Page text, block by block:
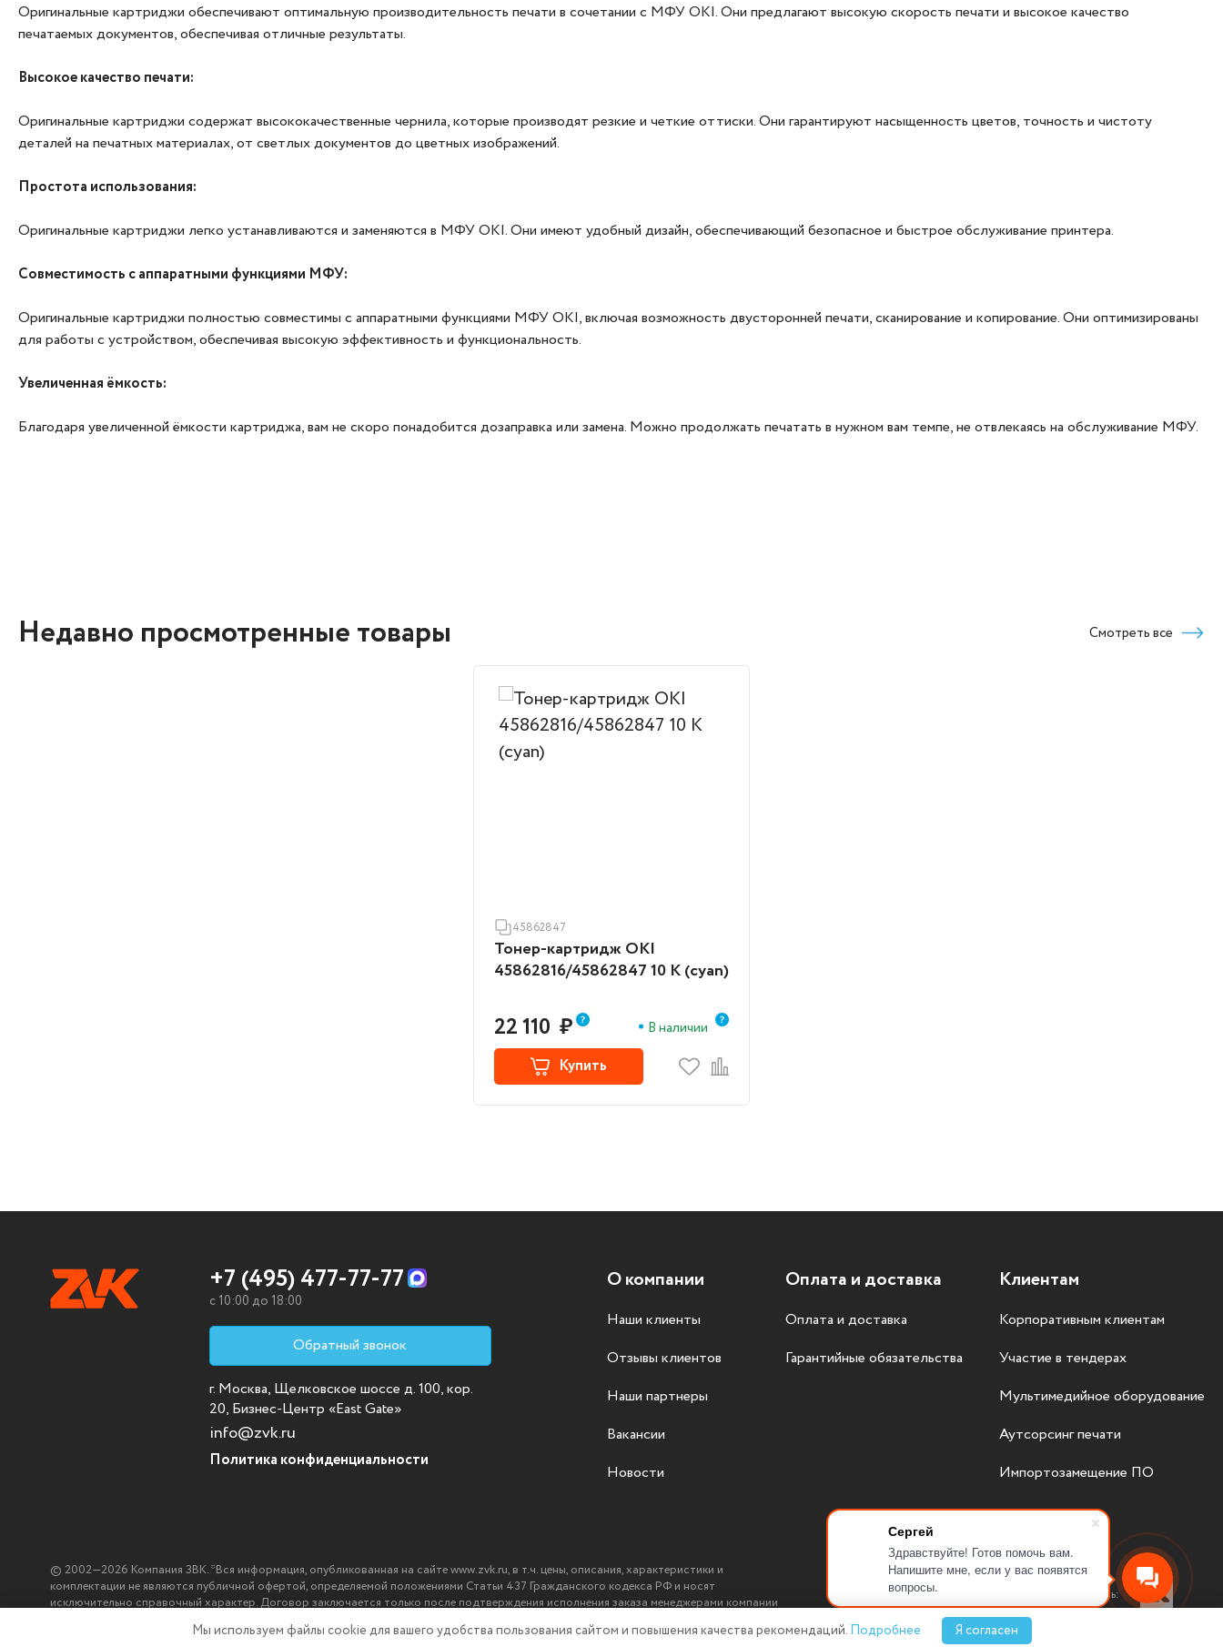
Сергей
Здравствуйте! Готов помочь вам.
Напишите мне, если у вас появятся
вопросы.
Оригинальные картриджи обеспечивают оптимальную производительность печати в сочетании с МФУ OKI. Они предлагают высокую скорость печати и высокое качество
печатаемых документов, обеспечивая отличные результаты.
Высокое качество печати:
Оригинальные картриджи содержат высококачественные чернила, которые производят резкие и четкие оттиски. Они гарантируют насыщенность цветов, точность и чистоту
деталей на печатных материалах, от светлых документов до цветных изображений.
Простота использования:
Оригинальные картриджи легко устанавливаются и заменяются в МФУ OKI. Они имеют удобный дизайн, обеспечивающий безопасное и быстрое обслуживание принтера.
Совместимость с аппаратными функциями МФУ:
Оригинальные картриджи полностью совместимы с аппаратными функциями МФУ OKI, включая возможность двусторонней печати, сканирование и копирование. Они оптимизированы
для работы с устройством, обеспечивая высокую эффективность и функциональность.
Увеличенная ёмкость:
Благодаря увеличенной ёмкости картриджа, вам не скоро понадобится дозаправка или замена. Можно продолжать печатать в нужном вам темпе, не отвлекаясь на обслуживание МФУ.
Недавно просмотренные товары Смотреть все
45862847
Тонер-картридж OKI
45862816/45862847 10 K (cyan)
22 110 ₽ В наличии
Купить
+7 (495) 477-77-77
c 10:00 до 18:00
Обратный звонок
г. Москва, Щелковское шоссе д. 100, кор.
20, Бизнес-Центр «East Gate»
info@zvk.ru
Политика конфиденциальности
О компании
Наши клиенты
Отзывы клиентов
Наши партнеры
Вакансии
Новости
Оплата и доставка
Оплата и доставка
Гарантийные обязательства
Клиентам
Корпоративным клиентам
Участие в тендерах
Мультимедийное оборудование
Аутсорсинг печати
Импортозамещение ПО
© 2002—2026 Компания ЗВК. *Вся информация, опубликованная на сайте www.zvk.ru, в т.ч. цены, описания, характеристики и
комплектации не являются публичной офертой, определяемой положениями Статьи 437 Гражданского кодекса РФ и носят
исключительно справочный характер. Договор заключается только после подтверждения исполнения заказа менеджерами компании
Присоединяйтесь:
Мы используем файлы cookie для вашего удобства пользования сайтом и повышения качества рекомендаций. Подробнее Я согласен